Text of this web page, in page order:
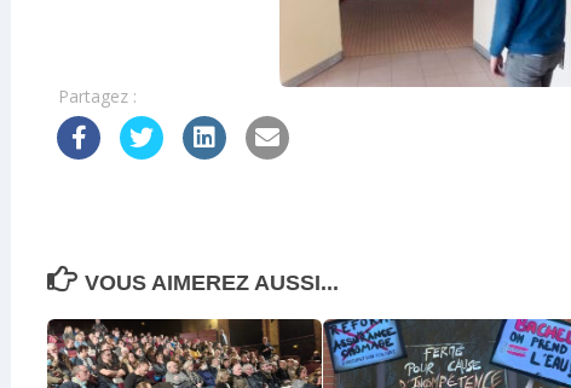
Partagez :
VOUS AIMEREZ AUSSI...